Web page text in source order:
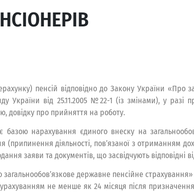
пенсій відповідно до Закону України «Про
від 25.11.2005 №22-1 (із змінами), у разі
довідку про прийняття на роботу.
нарахування єдиного внеску на
(припинення діяльності, пов’язаної з отриманням
заяви та документів, що засвідчують відповідні
державне пенсійне
не менше як 24 місяця після